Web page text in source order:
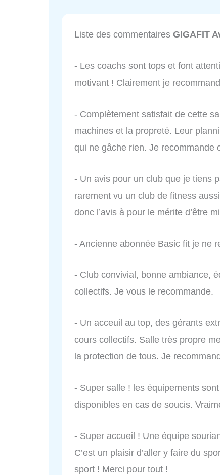
Liste des commentaires GIGAFIT
- Les coachs sont tops et font
motivant ! Clairement je
- Complètement satisfait de cette
machines et la propreté. Leur
qui ne gâche rien. Je recommande
- Un avis pour un club que je tiens
rarement vu un club de fitness
donc l’avis à pour le mérite d’être
- Ancienne abonnée Basic fit je ne
- Club convivial, bonne ambiance,
collectifs. Je vous le recommande.
- Un acceuil au top, des gérants
cours collectifs. Salle très propre
la protection de tous. Je
- Super salle ! les équipements
disponibles en cas de soucis.
- Super accueil ! Une équipe
C’est un plaisir d’aller y faire du
sport ! Merci pour tout !